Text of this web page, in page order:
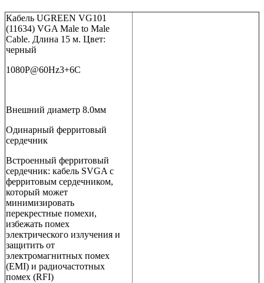
Кабель UGREEN VG101
(11634) VGA Male to Male
Cable. Длина 15 м. Цвет:
черный
1080P@60Hz3+6C
Внешний диаметр 8.0мм
Одинарный ферритовый
сердечник
Встроенный ферритовый
сердечник: кабель SVGA с
ферритовым сердечником,
который может
минимизировать
перекрестные помехи,
избежать помех
электрического излучения и
защитить от
электромагнитных помех
(EMI) и радиочастотных
помех (RFI)